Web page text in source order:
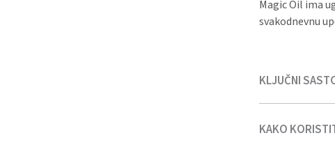
Magic Oil ima
svakodnevnu
KLJUČNI
Magic Glow/
KAKO